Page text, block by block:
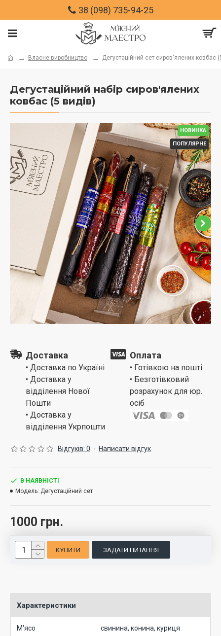
38 (098) 735-94-25
Власне виробництво Дегустаційний сет сиров'ялених ковбас
Дегустаційний набір сиров'ялених
ковбас (5 видів)
НОВИНКА
ПОПУЛЯРНЕ
Доставка
• Доставка по Україні
• Доставка у
відділення Нової
Пошти
• Доставка у
відділення Укрпошти
Оплата
• Готівкою на пошті
• Безготівковий
розрахунок для юр.
осіб
Відгуків: 0 - Написати відгук
1000 грн.
В НАЯВНІСТІ
Модель: Дегустаційний сет
КУПИТИ ЗАДАТИ ПИТАННЯ
Характеристики
М'ясо свинина, конина, куриця